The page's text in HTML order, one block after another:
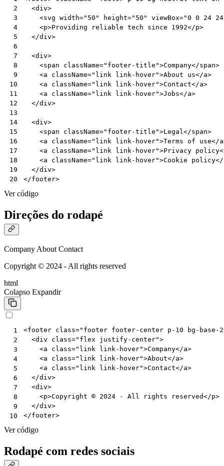
2
3
4
5
6
7
8
9
10
11
12
13
14
15
16
17
18
19
20
<div>
<svg width="50" height="50" viewBox="0 0 24
<p>Providing reliable tech since 1992</p>
</div>
<div>
<span className="footer-title">Company</span>
<a className="link link-hover">About us</a>
<a className="link link-hover">Contact</a>
<a className="link link-hover">Jobs</a>
</div>
<div>
<span className="footer-title">Legal </span>
<a className="link link-hover">Terms of use</a
<a className="link link-hover">Privacy policy
<a className="link link-hover">Cookie policy</
</div>
</footer>
Ver código
Direções do rodapé
CompanyAbout Contact
Copyright © 2024 - All rights reserved
html
Colapso Expandir
1
2
3
4
5
6
7
8
9
10
<footer class="footer footer-center p-10 bg-base-
<div class="flex justify-center">
<a class="link link-hover">Company</a>
<a class="link link-hover">About</a>
<a class="link link-hover">Contact</a>
</div>
<div>
<p>Copyright © 2024 - All rights reserved</p>
</div>
</footer>
Ver código
Rodapé com redes sociais